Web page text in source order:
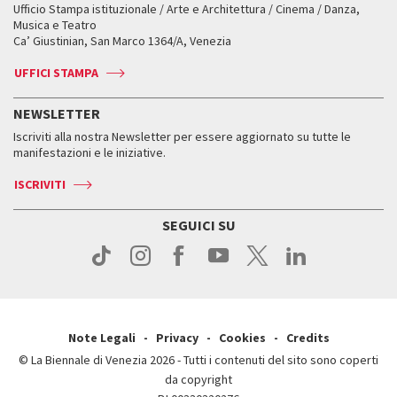
Servizi al pubblico
Come raggiungerci
Press
Orari e sedi
Accrediti
Come raggiungerci
Orari e sedi
Biglietti
Accrediti
Come raggiungerci
Contatti
Press
Servizi al pubblico
Come raggiungerci
Press
Leone d’oro alla carriera
Leone d’argento
Edizioni passate
Orari e sedi
Biglietti
Servizi al pubblico
Come raggiungerci
Contatti
Fondi e Collezioni
Biennale College ASAC
ASAC DATI
Storia
Orari e sedi
Ufficio Stampa istituzionale / Arte e Architettura / Cinema / Danza,
Musica e Teatro
Ca’ Giustinian, San Marco 1364/A, Venezia
UFFICI STAMPA
NEWSLETTER
Iscriviti alla nostra Newsletter per essere aggiornato su tutte le
manifestazioni e le iniziative.
ISCRIVITI
SEGUICI SU
Note Legali Privacy Cookies
Credits
© La Biennale di Venezia 2026 - Tutti i contenuti del sito sono coperti
da copyright